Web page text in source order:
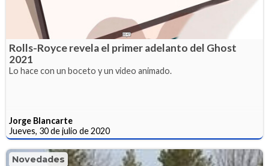
Rolls-Royce revela el primer adelanto del Ghost
2021
Lo hace con un boceto y un video animado.
Jorge Blancarte
Jueves, 30 de julio de 2020
Novedades